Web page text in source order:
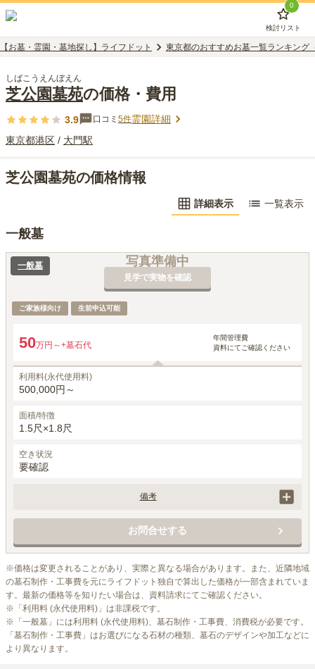
0
検討リスト
【お墓・霊園・墓地探し】ライフドット 東京都のおすすめお墓一覧ランキング
しばこうえんぼえん
芝公園墓苑の価格・費用
3.9 口コミ 5件霊園詳細
東京都港区 / 大門駅
芝公園墓苑の価格情報
詳細表示 一覧表示
一般墓
写真準備中
見学で実物を確認
一般墓
ご家族様向け 生前申込可能
50万円～+墓石代
年間管理費
資料にてご確認ください
利用料(永代使用料)
500,000円～
面積/特徴
1.5尺×1.8尺
空き状況
要確認
備考
お問合せする
※価格は変更されることがあり、実際と異なる場合があります。また、近隣地域
の墓石制作・工事費を元にライフドット独自で算出した価格が一部含まれていま
す。最新の価格等を知りたい場合は、資料請求にてご確認ください。
※「利用料 (永代使用料)」は非課税です。
※「一般墓」には利用料 (永代使用料)、墓石制作・工事費、消費税が必要です。
「墓石制作・工事費」はお選びになる石材の種類、墓石のデザインや加工などに
より異なります。